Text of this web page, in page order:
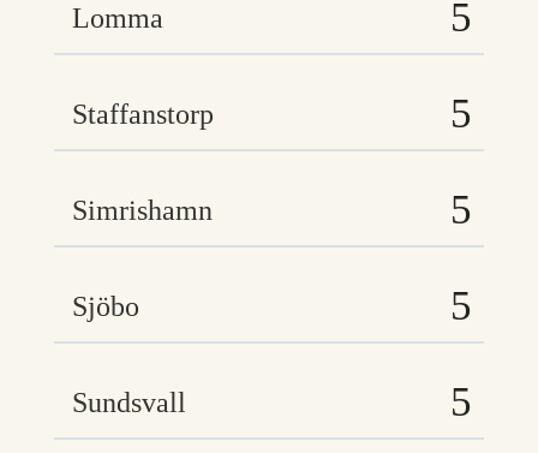
Lomma
Staffanstorp
Simrishamn
Sjöbo
Sundsvall